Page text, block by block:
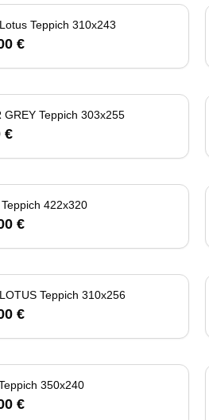
Teppich 310x243
€
GREY Teppich 303x255
€
422x320
€
Teppich 310x256
€
350x240
€